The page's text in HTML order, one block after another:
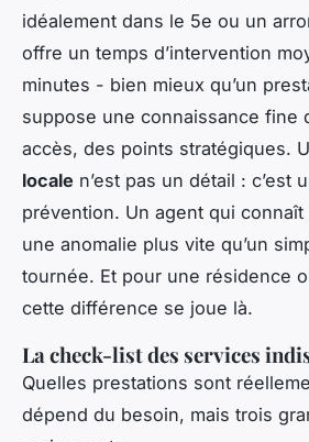
idéalement dans le 5e ou un
offre un temps d’intervention
minutes - bien mieux qu’un
suppose une connaissance fine
accès, des points stratégiques.
locale n’est pas un détail : c’est
prévention. Un agent qui
une anomalie plus vite qu’un
tournée. Et pour une résidence
cette différence se joue là.
La check-list des services
Quelles prestations sont
dépend du besoin, mais trois